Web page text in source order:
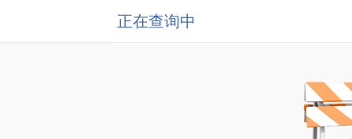
正在查询中